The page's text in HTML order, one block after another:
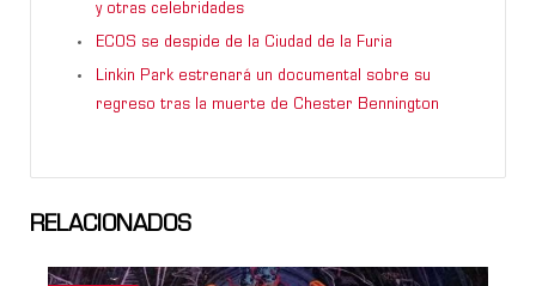
y otras celebridades
ECOS se despide de la Ciudad de la Furia
Linkin Park estrenará un documental sobre su
regreso tras la muerte de Chester Bennington
RELACIONADOS